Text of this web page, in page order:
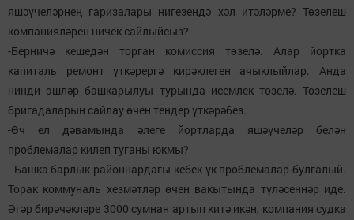
яшәүчеләрнең гаризалары нигезендә хәл итәләрме? Төзелеш
компанияләрен ничек сайлыйсыз?
-Берничә кешедән торган комиссия төзелә. Алар йортка
капиталь ремонт үткәрергә кирәклеген ачыклыйлар. Анда
нинди эшләр башкарылуы турында исемлек төзелә. Төзелеш
бригадаларын сайлау өчен тендер үткәрәбез.
-Өч ел дәвамында әлеге йортларда яшәүчеләр белән
проблемалар килеп туганы юкмы?
- Башка барлык районнардагы кебек үк проблемалар булгалый.
Торак коммуналь хезмәтләр өчен вакытында түләсеннәр иде.
Әгәр бирәчәкләре 3000 сумнан артып китә икән, компания судка